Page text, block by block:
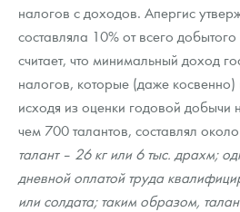
налогов с доходов. Апергис
составляла 10% от всего
считает, что минимальный доход
налогов, которые (даже
исходя из оценки годовой добычи
чем 700 талантов, составлял
талант – 26 кг или 6 тыс. драхм;
дневной оплатой труда
или солдата; таким образом,